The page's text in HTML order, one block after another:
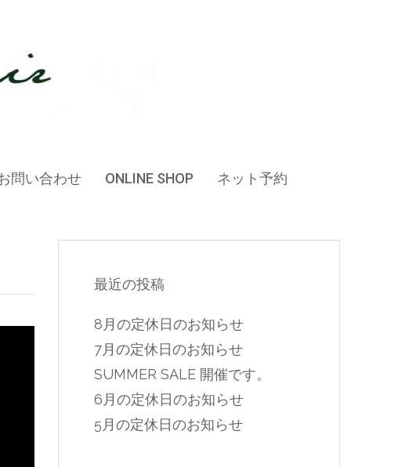
問い合わせ ONLINE SHOP ネット予約
最近の投稿
8月の定休日のお知らせ
7月の定休日のお知らせ
SUMMER SALE 開催です。
6月の定休日のお知らせ
5月の定休日のお知らせ